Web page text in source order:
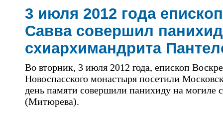
3 июля 2012 года
Савва совершил
схиархимандрита
Во вторник, 3 июля 2012 года, епископ
Новоспасского монастыря посетили
день памяти совершили панихиду на могиле
(Митюрева).